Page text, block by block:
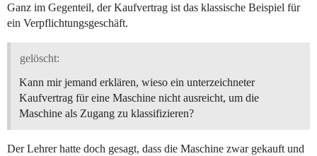
Ganz im Gegenteil, der Kaufvertrag ist das klassische Beispiel für
ein Verpflichtungsgeschäft.
gelöscht:
Kann mir jemand erklären, wieso ein unterzeichneter
Kaufvertrag für eine Maschine nicht ausreicht, um die
Maschine als Zugang zu klassifizieren?
Der Lehrer hatte doch gesagt, dass die Maschine zwar gekauft und